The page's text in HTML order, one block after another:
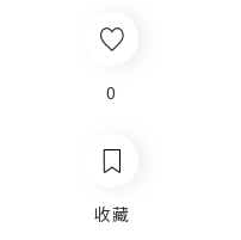
0
收藏